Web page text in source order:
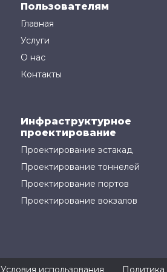
Пользователям
Главная
Услуги
О нас
Контакты
Инфраструктурное
проектирование
Проектирование эстакад
Проектирование тоннелей
Проектирование портов
Проектирование вокзалов
Условия использования